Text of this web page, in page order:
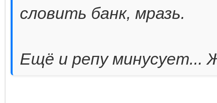
словить банк, мразь.
Ещё и репу минусует...